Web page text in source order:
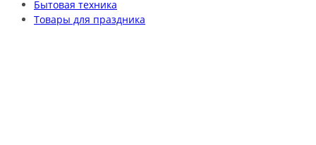
Бытовая техника
Товары для праздника